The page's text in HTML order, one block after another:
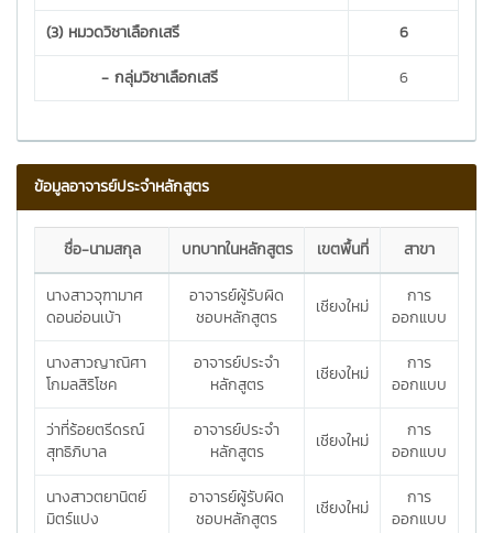
(3) หมวดวิชาเลือกเสรี
6
- กลุ่มวิชาเลือกเสรี
6
ข้อมูลอาจารย์ประจำหลักสูตร
ชื่อ-นามสกุล บทบาทในหลักสูตร เขตพื้นที่
สาขา
นางสาวจุฑามาศ
ดอนอ่อนเบ้า
อาจารย์ผู้รับผิด
ชอบหลักสูตร
เชียงใหม่
การ
ออกแบบ
นางสาวญาณิศา
โกมลสิริโชค
อาจารย์ประจำ
หลักสูตร
เชียงใหม่
การ
ออกแบบ
ว่าที่ร้อยตรีดรณ์
สุทธิภิบาล
อาจารย์ประจำ
หลักสูตร
เชียงใหม่
การ
ออกแบบ
นางสาวตยานิตย์
มิตร์แปง
อาจารย์ผู้รับผิด
ชอบหลักสูตร
เชียงใหม่
การ
ออกแบบ